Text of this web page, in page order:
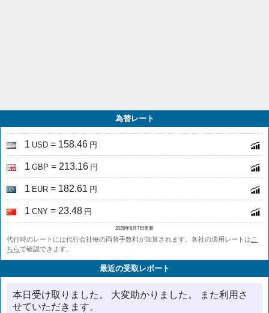
為替レート
1 USD = 158.46 円
1 GBP = 213.16 円
1 EUR = 182.61 円
1 CNY = 23.48 円
2026年8月7日更新
代行時のレートには代行会社毎の両替手数料が加算されます。各社の適用レートはこ
ちらで確認できます。
最近の受取レポート
本日受け取りました。 大変助かりました。 また利用さ
せていただきます。